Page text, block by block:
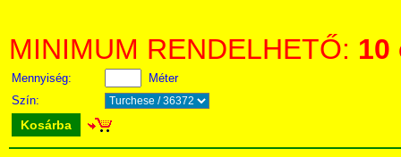
MINIMUM RENDELHETŐ: 10
Mennyiség:
Méter
Szín:
Kosárba